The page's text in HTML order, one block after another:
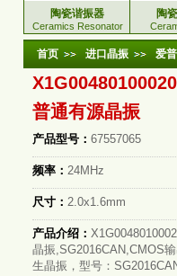
陶瓷谐振器
Ceramics Resonator
陶
首页 进口晶振 爱
普通有源晶振
产品型号： 67557065
频率： 24MHz
尺寸： 2.0x1.6mm
产品介绍：
晶振,SG2016CAN,CMOS
生晶振，型号：